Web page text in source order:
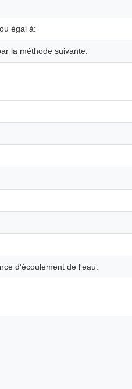
égal à:
la méthode suivante:
d'écoulement de l'eau.